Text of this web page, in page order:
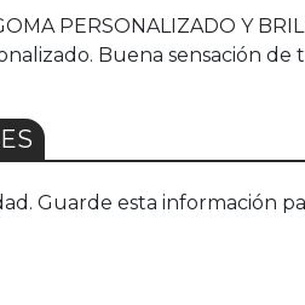
PERSONALIZADO Y
Buena sensación de
Guarde esta información